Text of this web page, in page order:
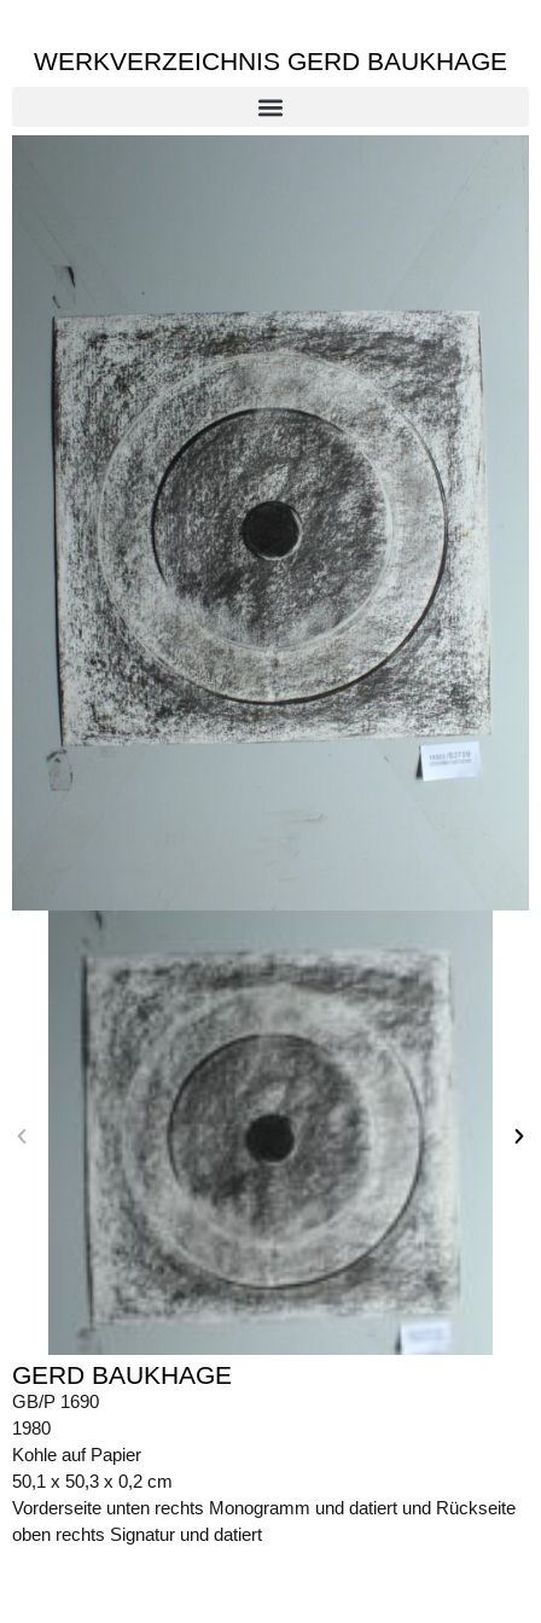
WERKVERZEICHNIS GERD BAUKHAGE
GERD BAUKHAGE
GB/P 1690
1980
Kohle auf Papier
50,1 x 50,3 x 0,2 cm
Vorderseite unten rechts Monogramm und datiert und Rückseite
oben rechts Signatur und datiert